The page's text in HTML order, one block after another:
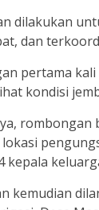
dilakukan
dan
pertama
kondisi
rombongan
kepala
kemudian